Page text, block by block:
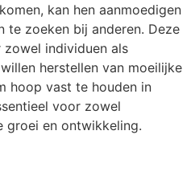
kan hen aanmoedigen
te zoeken bij anderen. Deze
individuen als
herstellen van moeilijke
hoop vast te houden in
voor zowel
groei en ontwikkeling.